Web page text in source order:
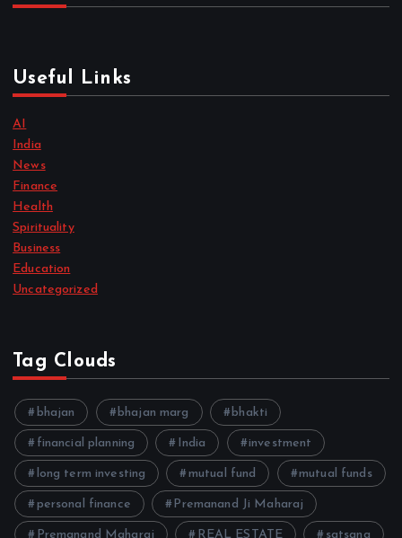
Useful Links
AI
India
News
Finance
Health
Spirituality
Business
Education
Uncategorized
Tag Clouds
bhajan bhajan marg bhakti
financial planning India investment
long term investing mutual fund mutual funds
personal finance Premanand Ji Maharaj
Premanand Maharaj REAL ESTATE satsang